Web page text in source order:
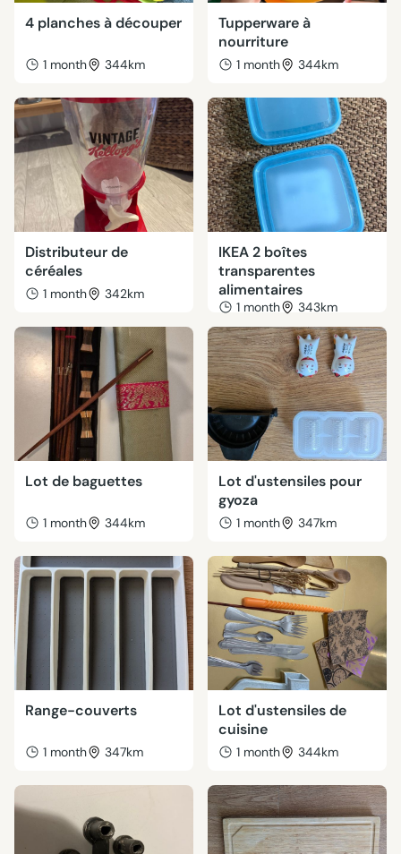
4 planches à découper
1 month 344km
Tupperware à
nourriture
1 month 344km
Distributeur de
céréales
1 month 342km
IKEA 2 boîtes
transparentes
alimentaires
1 month 343km
Lot de baguettes
1 month 344km
Lot d'ustensiles pour
gyoza
1 month 347km
Range-couverts
1 month 347km
Lot d'ustensiles de
cuisine
1 month 344km